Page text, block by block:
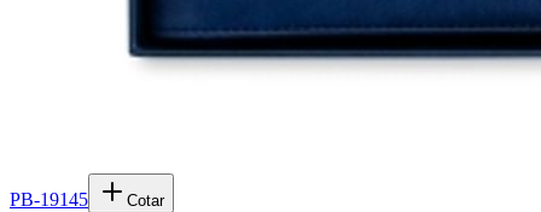
PB-19145 Cotar